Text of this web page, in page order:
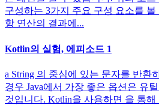
구성하는 3가지 주요 구성 요소를 볼
항 연산의 결과에...
Kotlin의 실험, 에피소드 1
a String 의 중심에 있는 문자를 반환
경우 Java에서 가장 좋은 옵션은 유
것입니다. Kotlin을 사용하면 을 통